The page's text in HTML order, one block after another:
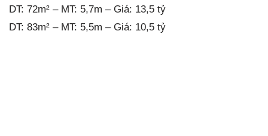
DT: 72m² – MT: 5,7m – Giá: 13,5 tỷ
DT: 83m² – MT: 5,5m – Giá: 10,5 tỷ